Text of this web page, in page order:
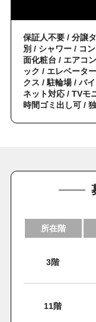
保証人不要 / 分譲
別 / シャワー / コ
面化粧台 / エアコ
ック / エレベータ
クス / 駐輪場 / バ
ネット対応 / TVモ
時間ゴミ出し可 /
所在階
3階
11階